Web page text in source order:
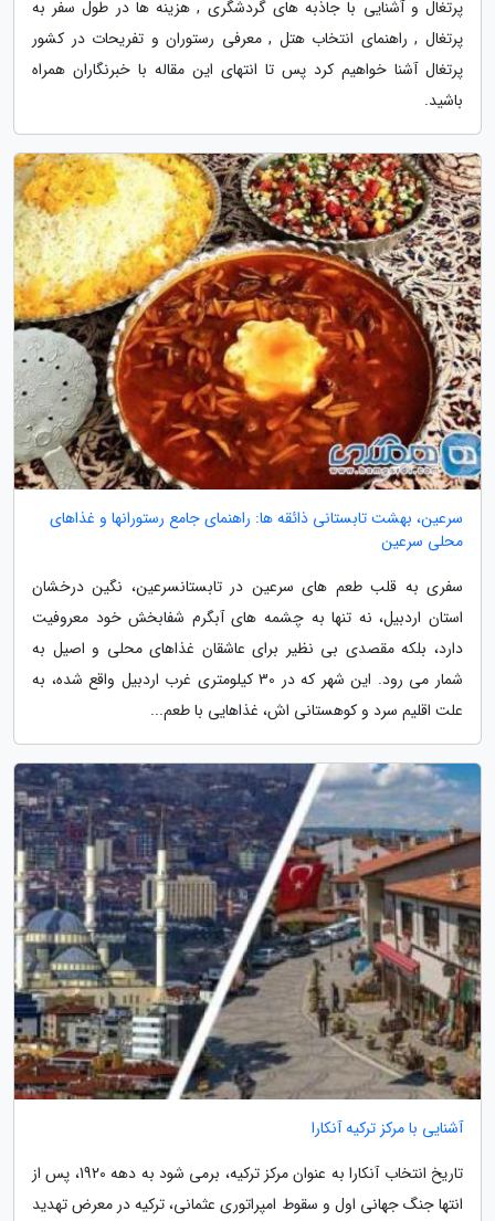
پرتغال و آشنایی با جاذبه های گردشگری , هزینه ها در طول سفر به
پرتغال , راهنمای انتخاب هتل , معرفی رستوران و تفریحات در کشور
پرتغال آشنا خواهیم کرد پس تا انتهای این مقاله با خبرنگاران همراه
باشید.
سرعین، بهشت تابستانی ذائقه ها: راهنمای جامع رستورانها و غذاهای
محلی سرعین
سفری به قلب طعم های سرعین در تابستانسرعین، نگین درخشان
استان اردبیل، نه تنها به چشمه های آبگرم شفابخش خود معروفیت
دارد، بلکه مقصدی بی نظیر برای عاشقان غذاهای محلی و اصیل به
شمار می رود. این شهر که در 30 کیلومتری غرب اردبیل واقع شده، به
علت اقلیم سرد و کوهستانی اش، غذاهایی با طعم...
آشنایی با مرکز ترکیه آنکارا
تاریخ انتخاب آنکارا به عنوان مرکز ترکیه، برمی شود به دهه 1920، پس از
انتها جنگ جهانی اول و سقوط امپراتوری عثمانی، ترکیه در معرض تهدید